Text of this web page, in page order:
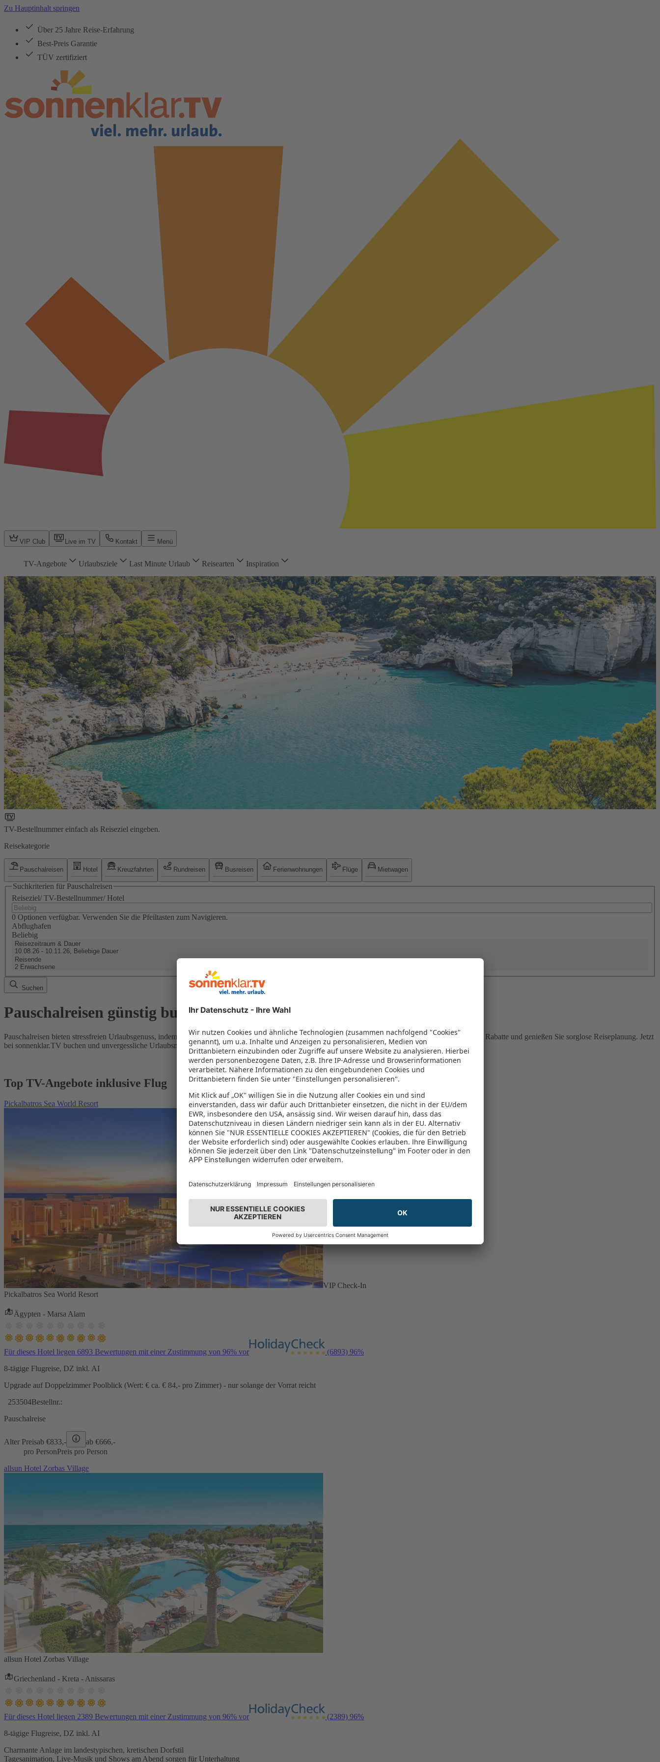
Zu Hauptinhalt springen
Über 25 Jahre Reise-Erfahrung
Best-Preis Garantie
TÜV zertifiziert
VIP Club Live im TV Kontakt Menü
TV-Angebote Urlaubsziele Last Minute Urlaub Reisearten Inspiration
TV-Bestellnummer einfach als Reiseziel eingeben.
Reisekategorie
Pauschalreisen Hotel Kreuzfahrten Rundreisen Busreisen Ferienwohnungen Flüge Mietwagen
Suchkriterien für Pauschalreisen
Reiseziel/ TV-Bestellnummer/ Hotel
0 Optionen verfügbar. Verwenden Sie die Pfeiltasten zum Navigieren.
Abflughafen
Beliebig
Reisezeitraum & Dauer
10.08.26 - 10.11.26, Beliebige Dauer
Reisende
2 Erwachsene
Suchen
Pauschalreisen günstig buchen
Pauschalreisen bieten stressfreien Urlaubsgenuss, indem Flug und Hotel in einem Paket kombiniert werden – das spart Zeit und Geld. Nutzen Sie attraktive Rabatte und genießen Sie sorglose Reiseplanung. Jetzt
bei sonnenklar.TV buchen und unvergessliche Urlaubsmomente erleben!
Top TV-Angebote inklusive Flug
Pickalbatros Sea World Resort
VIP Check-In
Pickalbatros Sea World Resort
Ägypten - Marsa Alam
Für dieses Hotel liegen 6893 Bewertungen mit einer Zustimmung von 96% vor (6893) 96%
8-tägige Flugreise, DZ inkl. AI
Upgrade auf Doppelzimmer Poolblick (Wert: € ca. € 84,- pro Zimmer) - nur solange der Vorrat reicht
253504Bestellnr.:
Pauschalreise
Alter Preisab €833,- ab €666,-
pro PersonPreis pro Person
allsun Hotel Zorbas Village
allsun Hotel Zorbas Village
Griechenland - Kreta - Anissaras
Für dieses Hotel liegen 2389 Bewertungen mit einer Zustimmung von 96% vor (2389) 96%
8-tägige Flugreise, DZ inkl. AI
Charmante Anlage im landestypischen, kretischen Dorfstil
Tagesanimation, Live-Musik und Shows am Abend sorgen für Unterhaltung